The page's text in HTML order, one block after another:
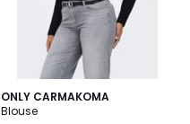
ONLY CARMAKOMA
Blouse